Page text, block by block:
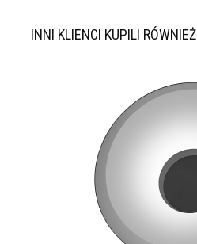
INNI KLIENCI KUPILI RÓWNIEŻ